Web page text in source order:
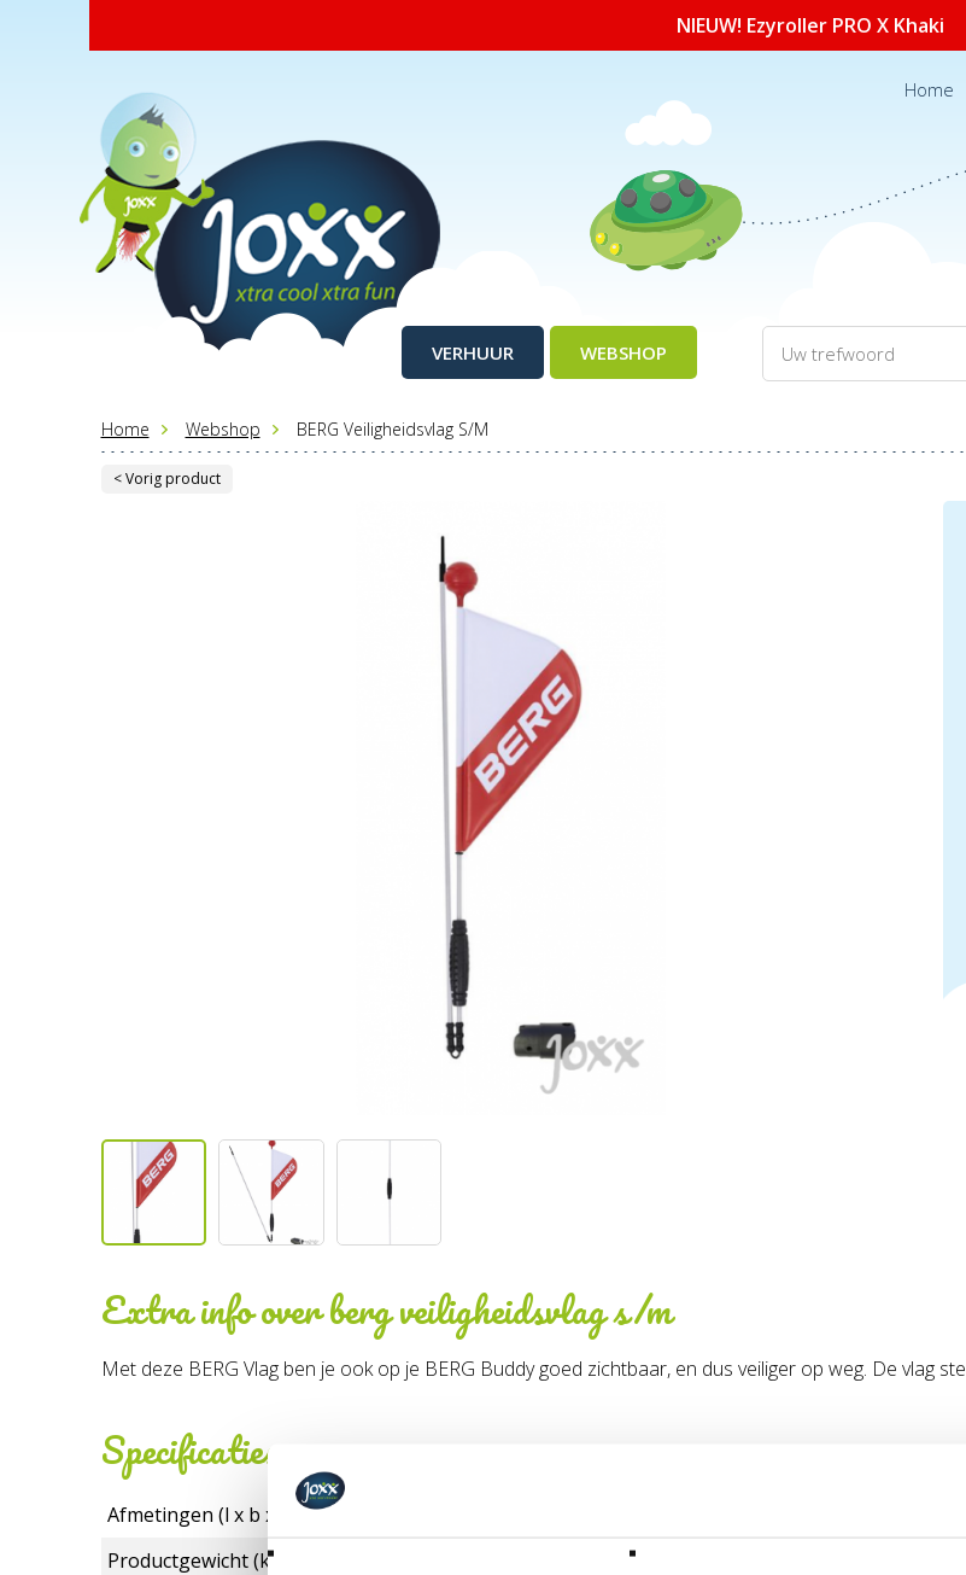
NIEUW! Ezyroller PRO X Khaki
Home
VERHUUR WEBSHOP
Home Webshop BERG Veiligheidsvlag S/M
< Vorig product
Extra info overberg veiligheidsvlag s/m
Met deze BERG Vlag ben je ook op je BERG Buddy goed zichtbaar, en dus veiliger op weg. De vlag
Specificaties
Afmetingen (l x b x h):
Productgewicht (kg):